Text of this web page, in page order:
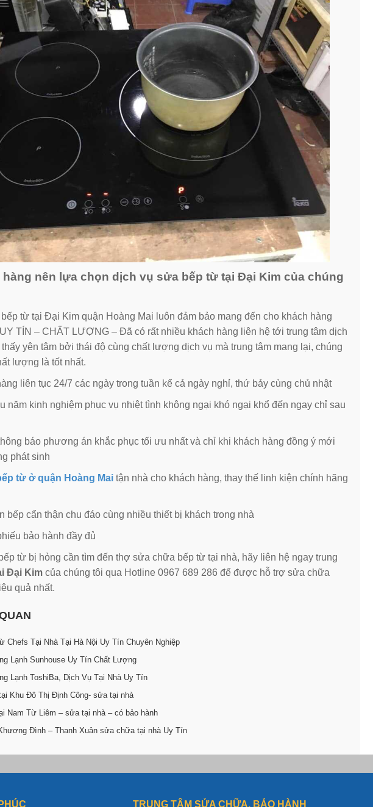
hàng nên lựa chọn dịch vụ sửa bếp từ tại Đại Kim của chúng
từ tại Đại Kim quận Hoàng Mai luôn đảm bảo mang đến cho khách hàng
TÍN – CHẤT LƯỢNG – Đã có rất nhiều khách hàng liên hệ tới trung tâm dịch
yên tâm bởi thái độ cùng chất lượng dịch vụ mà trung tâm mang lại, chúng
lượng là tốt nhất.
liên tục 24/7 các ngày trong tuần kể cả ngày nghỉ, thứ bảy cùng chủ nhật
năm kinh nghiệm phục vụ nhiệt tình không ngại khó ngại khổ đến ngay chỉ sau
báo phương án khắc phục tối ưu nhất và chỉ khi khách hàng đồng ý mới
phát sinh
từ ở quận Hoàng Mai tận nhà cho khách hàng, thay thế linh kiện chính hãng
bếp cẩn thận chu đáo cùng nhiều thiết bị khách trong nhà
bảo hành đầy đủ
từ bị hỏng cần tìm đến thợ sửa chữa bếp từ tại nhà, hãy liên hệ ngay trung
Đại Kim của chúng tôi qua Hotline 0967 689 286 để được hỗ trợ sửa chữa
quả nhất.
Chefs Tại Nhà Tại Hà Nội Uy Tín Chuyên Nghiệp
Lạnh Sunhouse Uy Tín Chất Lượng
Lạnh ToshiBa, Dịch Vụ Tại Nhà Uy Tín
Khu Đô Thị Định Công- sửa tại nhà
Nam Từ Liêm – sửa tại nhà – có bảo hành
Đình – Thanh Xuân sửa chữa tại nhà Uy Tín
TRUNG TÂM SỬA CHỮA, BẢO HÀNH